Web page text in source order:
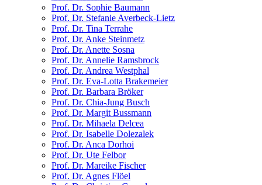
Prof. Dr. Sophie Baumann
Prof. Dr. Stefanie Averbeck-Lietz
Prof. Dr. Tina Terrahe
Prof. Dr. Anke Steinmetz
Prof. Dr. Anette Sosna
Prof. Dr. Annelie Ramsbrock
Prof. Dr. Andrea Westphal
Prof. Dr. Eva-Lotta Brakemeier
Prof. Dr. Barbara Bröker
Prof. Dr. Chia-Jung Busch
Prof. Dr. Margit Bussmann
Prof. Dr. Mihaela Delcea
Prof. Dr. Isabelle Dolezalek
Prof. Dr. Anca Dorhoi
Prof. Dr. Ute Felbor
Prof. Dr. Mareike Fischer
Prof. Dr. Agnes Flöel